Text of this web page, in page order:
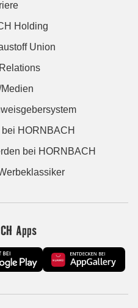
Holding
Union
HORNBACH
bei HORNBACH
Apps